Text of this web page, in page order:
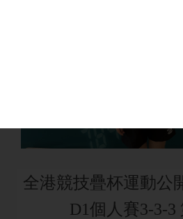
全港競技疊杯運動公
D1個人賽3-3-3